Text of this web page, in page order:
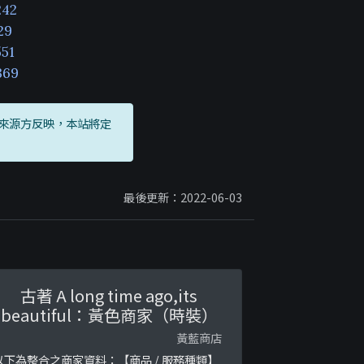
源方反映，本站將定
最後更新：2022-06-03
古著 A long time ago,its
beautiful：黃色商家（時裝）
黃藍商店
下為整合之商家資料：【商品 / 服務種類】